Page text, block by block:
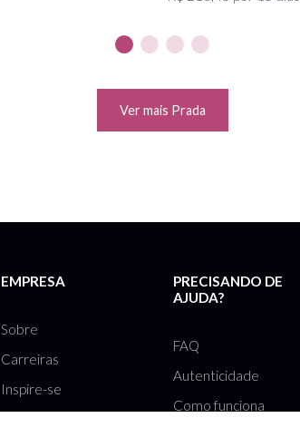
Ver mais Prada
EMPRESA
Sobre
Carreiras
Inspire-se
PRECISANDO DE
AJUDA?
FAQ
Autenticidade
Como funciona